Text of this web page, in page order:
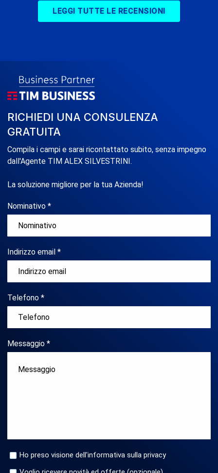
LEGGI TUTTE LE RECENSIONI
RICHIEDI UNA CONSULENZA
GRATUITA
Compila i campi e sarai ricontattato subito, senza impegno
dall'Agente TIM ALEX SILVESTRINI.
La soluzione migliore per la tua Azienda!
Nominativo *
Indirizzo email *
Telefono *
Messaggio *
Ho preso visione dell'informativa sulla privacy